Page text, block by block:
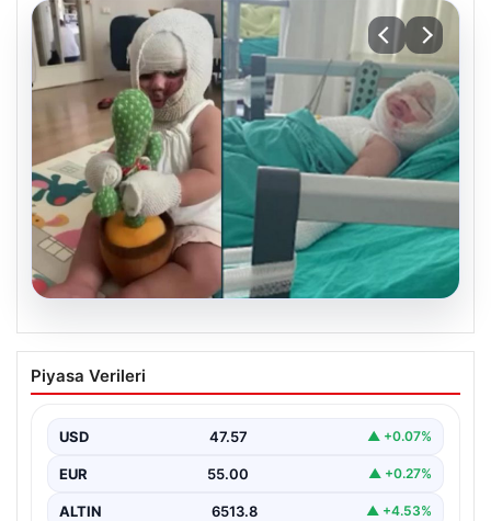
Mersin’de Domates Konservesi
Patlaması: Bebek Yanıklarla Mücadele
19 Eylül 2023 tarihinde Mersin’in Çakır ailesi korku dolu
Piyasa Verileri
USD 47.57 ▲ +0.07%
EUR 55.00 ▲ +0.27%
ALTIN 6513.8 ▲ +4.53%